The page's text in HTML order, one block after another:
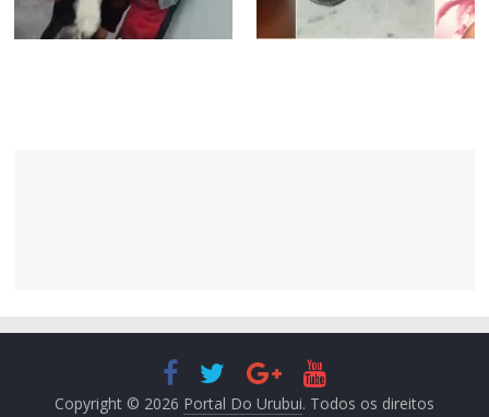
Copyright © 2026 Portal Do Urubui. Todos os direitos